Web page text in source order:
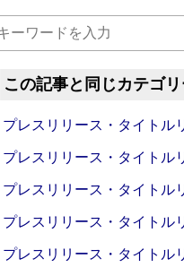
この記事と同じカテゴ
プレスリリース・タイト
プレスリリース・タイト
プレスリリース・タイト
プレスリリース・タイト
プレスリリース・タイト